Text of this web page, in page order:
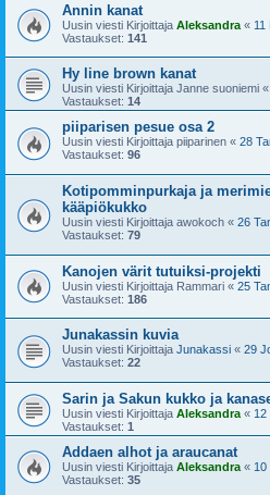
Annin kanat
Uusin viesti Kirjoittaja Aleksandra « 11
Vastaukset: 141
Hy line brown kanat
Uusin viesti Kirjoittaja Janne suoniemi «
Vastaukset: 14
piiparisen pesue osa 2
Uusin viesti Kirjoittaja piiparinen « 28
Vastaukset: 96
Kotipomminpurkaja ja
kääpiökukko
Uusin viesti Kirjoittaja awokoch « 26
Vastaukset: 79
Kanojen värit tutuiksi-projekti
Uusin viesti Kirjoittaja Rammari « 25
Vastaukset: 186
Junakassin kuvia
Uusin viesti Kirjoittaja Junakassi « 29
Vastaukset: 22
Sarin ja Sakun kukko ja
Uusin viesti Kirjoittaja Aleksandra « 12
Vastaukset: 1
Addaen alhot ja araucanat
Uusin viesti Kirjoittaja Aleksandra « 10
Vastaukset: 35